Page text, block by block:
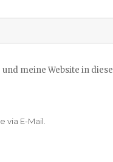
meine Website in
E-Mail.